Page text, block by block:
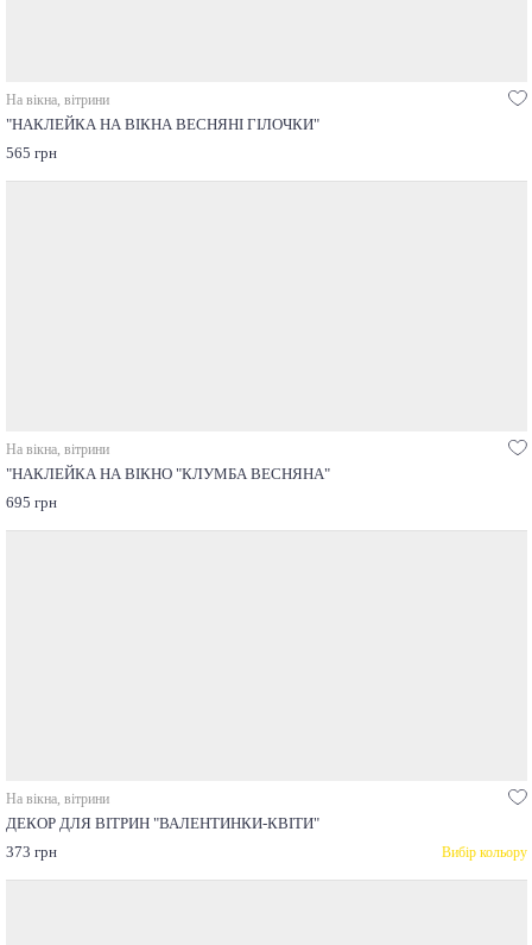
На вікна, вітрини
"НАКЛЕЙКА НА ВІКНА ВЕСНЯНІ ГІЛОЧКИ"
565 грн
На вікна, вітрини
"НАКЛЕЙКА НА ВІКНО "КЛУМБА ВЕСНЯНА"
695 грн
На вікна, вітрини
ДЕКОР ДЛЯ ВІТРИН "ВАЛЕНТИНКИ-КВІТИ"
373 грн
Вибір кольору